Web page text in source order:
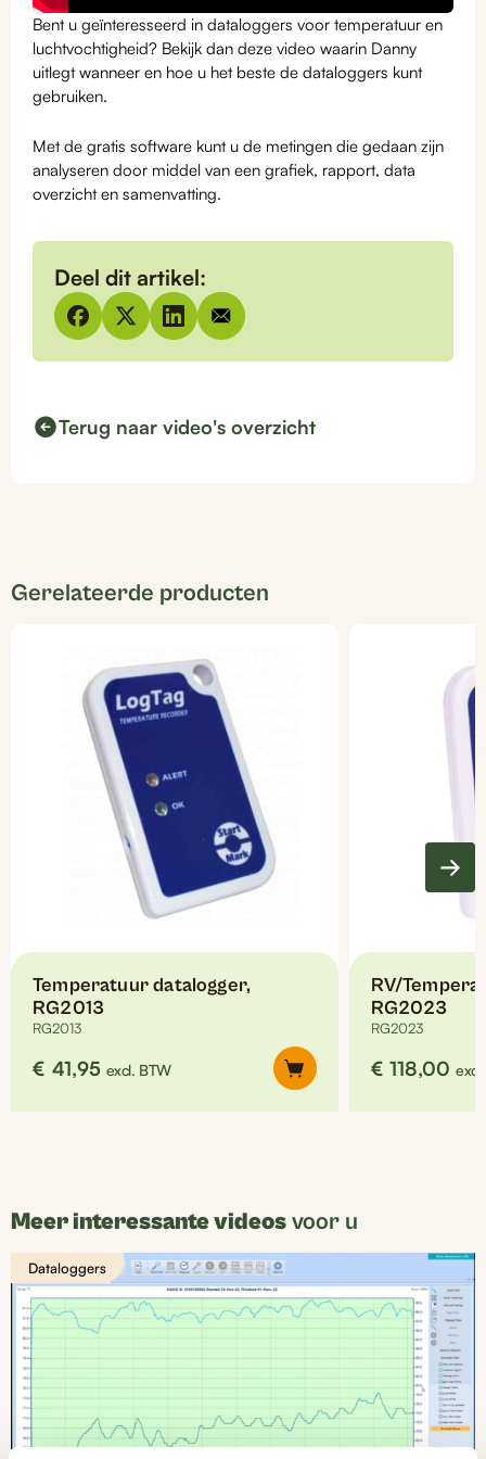
Bent u geïnteresseerd in dataloggers voor temperatuur en
luchtvochtigheid? Bekijk dan deze video waarin Danny
uitlegt wanneer en hoe u het beste de dataloggers kunt
gebruiken.
Met de gratis software kunt u de metingen die gedaan zijn
analyseren door middel van een grafiek, rapport, data
overzicht en samenvatting.
Deel dit artikel:
Terug naar video's overzicht
Gerelateerde producten
Temperatuur datalogger,
RG2013
RG2013
€ 41,95 excl. BTW
RV/
RG2023
RG2023
€ 118,00
Meer interessante videos voor u
Dataloggers